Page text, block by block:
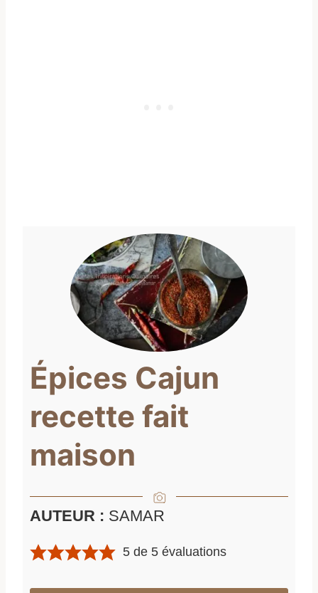
Épices Cajun
recette fait
maison
AUTEUR : SAMAR
5 de 5 évaluations